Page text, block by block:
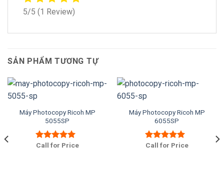
5/5 (1 Review)
SẢN PHẨM TƯƠNG TỰ
Máy Photocopy Ricoh MP
5055SP
Được xếp
Call for Price
Máy Photocopy Ricoh MP
6055SP
Được xếp
Call for Price